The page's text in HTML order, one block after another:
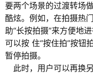
要两个场景的过渡转场
酷炫。例如，在拍摄热
助“长按拍摄”来方便地
可以按 住“按住拍”按钮
暂停拍摄。
此时，用户可以再换